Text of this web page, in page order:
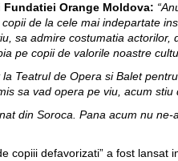
Orange Moldova:
de la cele mai indepartate
sa admire costumatia
pe copii de valorile noastre
la Teatrul de Opera si Balet
sa vad opera pe viu, acum stiu
din Soroca. Pana acum nu
copiii defavorizati” a fost